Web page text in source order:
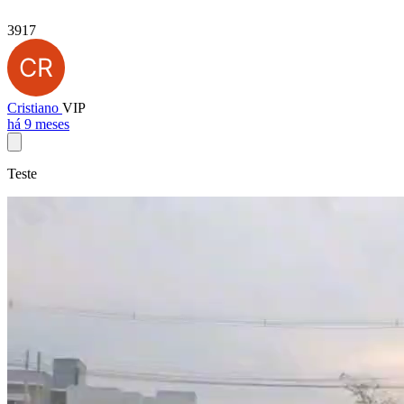
3917
Cristiano VIP
há 9 meses
Teste